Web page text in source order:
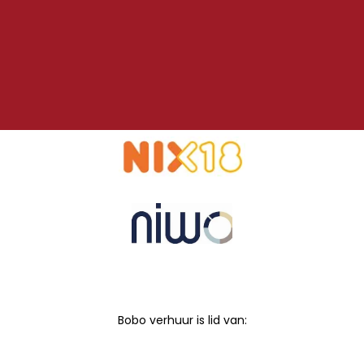
Bobo verhuur is lid van: